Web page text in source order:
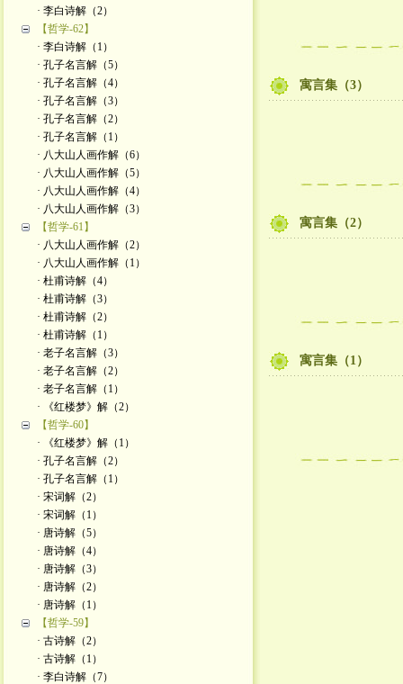
· 李白诗解（2）
【哲学-62】
· 李白诗解（1）
· 孔子名言解（5）
· 孔子名言解（4）
· 孔子名言解（3）
· 孔子名言解（2）
· 孔子名言解（1）
· 八大山人画作解（6）
· 八大山人画作解（5）
· 八大山人画作解（4）
· 八大山人画作解（3）
【哲学-61】
· 八大山人画作解（2）
· 八大山人画作解（1）
· 杜甫诗解（4）
· 杜甫诗解（3）
· 杜甫诗解（2）
· 杜甫诗解（1）
· 老子名言解（3）
· 老子名言解（2）
· 老子名言解（1）
· 《红楼梦》解（2）
【哲学-60】
· 《红楼梦》解（1）
· 孔子名言解（2）
· 孔子名言解（1）
· 宋词解（2）
· 宋词解（1）
· 唐诗解（5）
· 唐诗解（4）
· 唐诗解（3）
· 唐诗解（2）
· 唐诗解（1）
【哲学-59】
· 古诗解（2）
· 古诗解（1）
· 李白诗解（7）
寓言集（3）
寓言集（2）
寓言集（1）